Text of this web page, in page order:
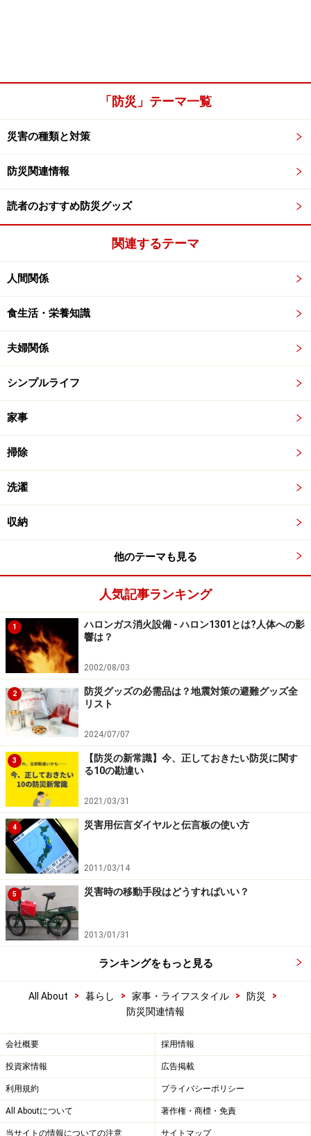
「防災」テーマ一覧
災害の種類と対策
防災関連情報
読者のおすすめ防災グッズ
関連するテーマ
人間関係
食生活・栄養知識
夫婦関係
シンプルライフ
家事
掃除
洗濯
収納
他のテーマも見る
人気記事ランキング
1
ハロンガス消火設備 - ハロン1301とは?人体への影
響は？
2002/08/03
2
防災グッズの必需品は？地震対策の避難グッズ全
リスト
2024/07/07
3
【防災の新常識】今、正しておきたい防災に関す
る10の勘違い
2021/03/31
4 災害用伝言ダイヤルと伝言板の使い方
2011/03/14
5 災害時の移動手段はどうすればいい？
2013/01/31
ランキングをもっと見る
All About > 暮らし > 家事・ライフスタイル > 防災
>
防災関連情報
会社概要 採用情報
投資家情報 広告掲載
利用規約 プライバシーポリシー
All Aboutについて 著作権・商標・免責
当サイトの情報についての注意 サイトマップ